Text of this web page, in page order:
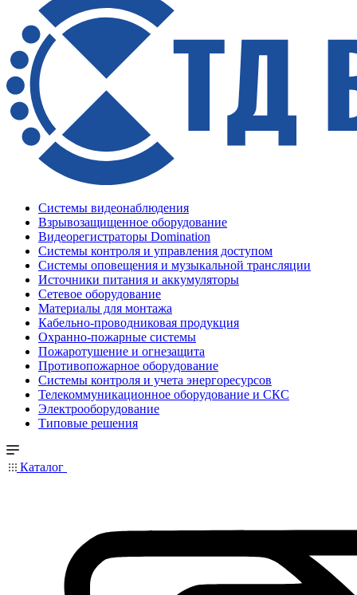
Системы видеонаблюдения
Взрывозащищенное оборудование
Видеорегистраторы Domination
Системы контроля и управления доступом
Системы оповещения и музыкальной трансляции
Источники питания и аккумуляторы
Сетевое оборудование
Материалы для монтажа
Кабельно-проводниковая продукция
Охранно-пожарные системы
Пожаротушение и огнезащита
Противопожарное оборудование
Системы контроля и учета энергоресурсов
Телекоммуникационное оборудование и СКС
Электрооборудование
Типовые решения
Каталог